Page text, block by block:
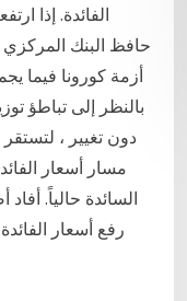
الفائدة. إذا
أزمة كورونا فيما
بالنظر إلى تباطؤ
مسار أسعار
السائدة حالياً.